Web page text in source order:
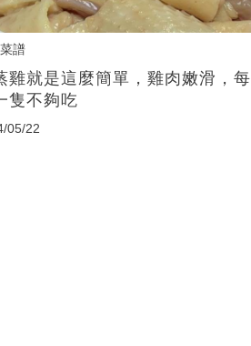
譜
雞就是這麼簡單，雞肉嫩滑，每
隻不夠吃
05/22